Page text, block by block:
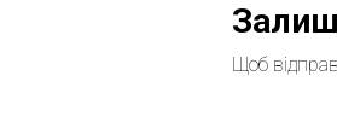
Щоб